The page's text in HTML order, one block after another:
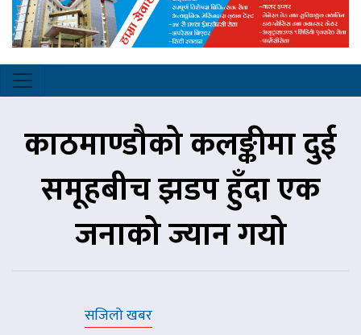
काठमाण्डौको कलङ्कीमा दुई
समूहबीच झडप हुँदा एक
जनाको ज्यान गयो
सजिलो खबर